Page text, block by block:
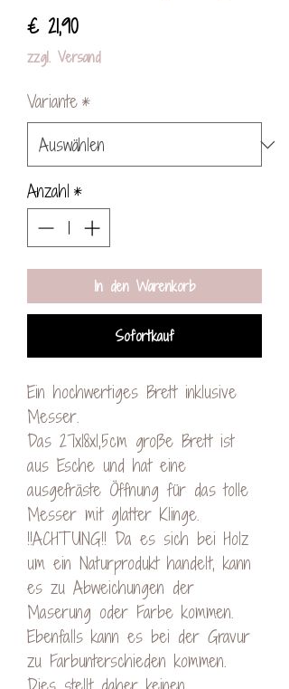
€ 21,90Preis
zzgl. Versand
Variante*
Anzahl *
In den Warenkorb
Sofortkauf
Ein hochwertiges Brett inklusive
Messer.
Das 27x18x1,5cm große Brett ist
aus Esche und hat eine
ausgefräste Öffnung für das tolle
Messer mit glatter Klinge.
!!ACHTUNG!! Da es sich bei Holz
um ein Naturprodukt handelt, kann
es zu Abweichungen der
Maserung oder Farbe kommen.
Ebenfalls kann es bei der Gravur
zu Farbunterschieden kommen.